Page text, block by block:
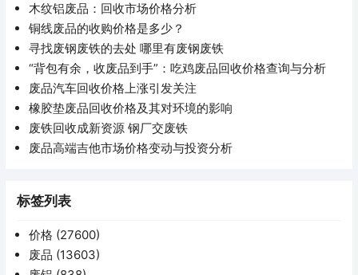
木纹铝废品：回收市场价格分析
铜线废品的收购价格是多少？
寻找废钢废铁的去处 哪里有废钢废铁
“背包有余，收废品到手”：吃鸡废品回收价格查询与分析
废品汽车回收价格上涨引发关注
橡胶垫废品回收价格及其对环境的影响
废铁回收成新资源 钢厂交废铁
废品高端吉他市场价格变动与投资分析
标签列表
价格 (27600)
废品 (13603)